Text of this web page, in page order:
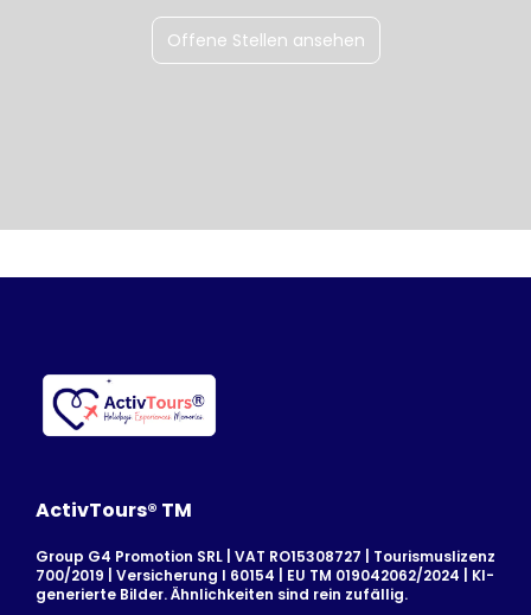
Offene Stellen ansehen
ActivTours® TM
Group G4 Promotion SRL | VAT RO15308727 | Tourismuslizenz
700/2019 | Versicherung I 60154 | EU TM 019042062/2024 | KI-
generierte Bilder. Ähnlichkeiten sind rein zufällig.